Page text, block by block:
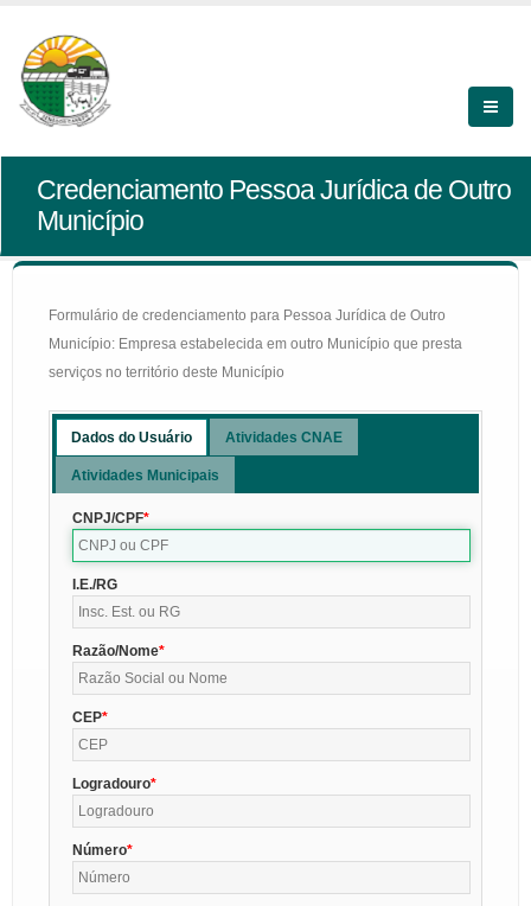
Credenciamento Pessoa Jurídica de Outro
Município
Formulário de credenciamento para Pessoa Jurídica de Outro
Município: Empresa estabelecida em outro Município que presta
serviços no território deste Município
Dados do Usuário Atividades CNAE
Atividades Municipais
CNPJ/CPF
I.E./RG
Razão/Nome
CEP
Logradouro
Número